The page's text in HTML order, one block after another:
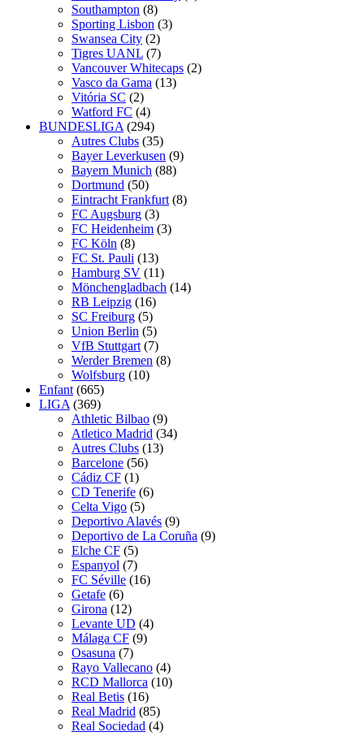
Southampton (8)
Sporting Lisbon (3)
Swansea City (2)
Tigres UANL (7)
Vancouver Whitecaps (2)
Vasco da Gama (13)
Vitória SC (2)
Watford FC (4)
BUNDESLIGA (294)
Autres Clubs (35)
Bayer Leverkusen (9)
Bayern Munich (88)
Dortmund (50)
Eintracht Frankfurt (8)
FC Augsburg (3)
FC Heidenheim (3)
FC Köln (8)
FC St. Pauli (13)
Hamburg SV (11)
Mönchengladbach (14)
RB Leipzig (16)
SC Freiburg (5)
Union Berlin (5)
VfB Stuttgart (7)
Werder Bremen (8)
Wolfsburg (10)
Enfant (665)
LIGA (369)
Athletic Bilbao (9)
Atletico Madrid (34)
Autres Clubs (13)
Barcelone (56)
Cádiz CF (1)
CD Tenerife (6)
Celta Vigo (5)
Deportivo Alavés (9)
Deportivo de La Coruña (9)
Elche CF (5)
Espanyol (7)
FC Séville (16)
Getafe (6)
Girona (12)
Levante UD (4)
Málaga CF (9)
Osasuna (7)
Rayo Vallecano (4)
RCD Mallorca (10)
Real Betis (16)
Real Madrid (85)
Real Sociedad (4)